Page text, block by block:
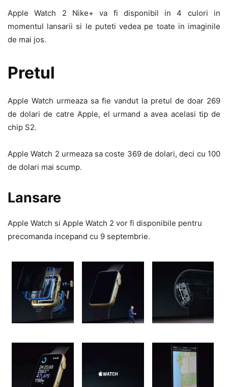
Apple Watch 2 Nike+ va fi disponibil in 4 culori in
momentul lansarii si le puteti vedea pe toate in imaginile
de mai jos.
Pretul
Apple Watch urmeaza sa fie vandut la pretul de doar 269
de dolari de catre Apple, el urmand a avea acelasi tip de
chip S2.
Apple Watch 2 urmeaza sa coste 369 de dolari, deci cu 100
de dolari mai scump.
Lansare
Apple Watch si Apple Watch 2 vor fi disponibile pentru
precomanda incepand cu 9 septembrie.